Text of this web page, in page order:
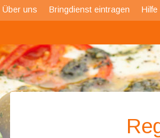
Über uns Bringdienst eintragen